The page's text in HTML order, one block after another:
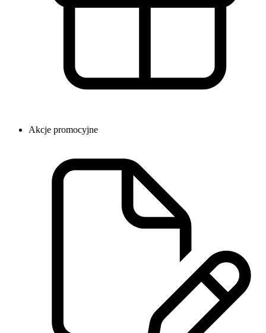
Akcje promocyjne